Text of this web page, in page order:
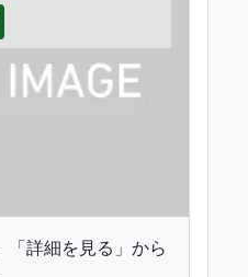
詳細を見る」から